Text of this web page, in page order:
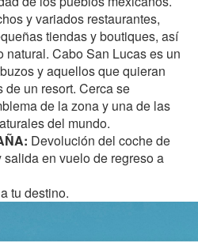
y variados restaurantes,
tiendas y boutiques, así
natural. Cabo San Lucas es un
y aquellos que quieran
un resort. Cerca se
de la zona y una de las
del mundo.
Devolución del coche de
en vuelo de regreso a
tu destino.